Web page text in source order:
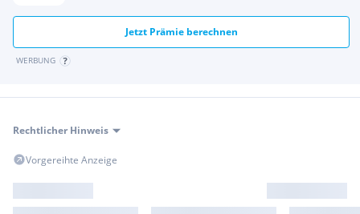
Jetzt Prämie berechnen
WERBUNG
Rechtlicher Hinweis
Vorgereihte Anzeige